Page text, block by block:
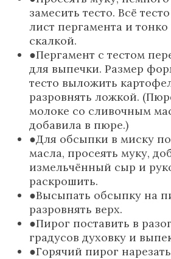
замесить тесто. Всё
лист пергамента и тонко
скалкой.
Пергамент с тестом
для выпечки. Размер
тесто выложить
разровнять ложкой.
молоке со сливочным
добавила в пюре.)
Для обсыпки в миску
масла, просеять муку,
измельчённый сыр и
раскрошить.
Высыпать обсыпку на
разровнять верх.
Пирог поставить в
градусов духовку и
Горячий пирог